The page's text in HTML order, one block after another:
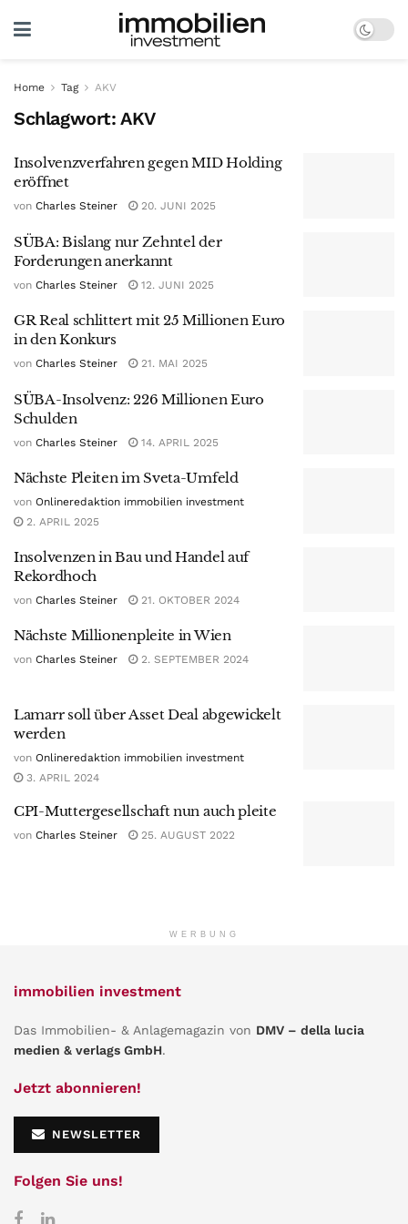
Home Tag AKV
Schlagwort:AKV
Insolvenzverfahren gegen MID Holding
eröffnet
von Charles Steiner 20. JUNI 2025
SÜBA: Bislang nur Zehntel der
Forderungen anerkannt
von Charles Steiner 12. JUNI 2025
GR Real schlittert mit 25 Millionen Euro
in den Konkurs
von Charles Steiner 21. MAI 2025
SÜBA-Insolvenz: 226 Millionen Euro
Schulden
von Charles Steiner 14. APRIL 2025
Nächste Pleiten im Sveta-Umfeld
von Onlineredaktion immobilien investment
2. APRIL 2025
Insolvenzen in Bau und Handel auf
Rekordhoch
von Charles Steiner 21. OKTOBER 2024
Nächste Millionenpleite in Wien
von Charles Steiner 2. SEPTEMBER 2024
Lamarr soll über Asset Deal abgewickelt
werden
von Onlineredaktion immobilien investment
3. APRIL 2024
CPI-Muttergesellschaft nun auch pleite
von Charles Steiner 25. AUGUST 2022
WERBUNG
immobilien investment
Das Immobilien- & Anlagemagazin von DMV – della lucia
medien & verlags GmbH.
Jetzt abonnieren!
NEWSLETTER
Folgen Sie uns!